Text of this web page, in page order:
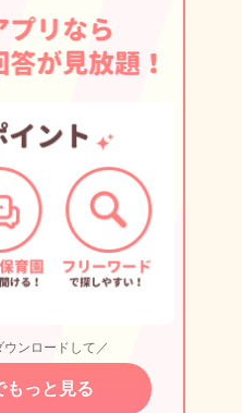
ンロードして／
もっと見る